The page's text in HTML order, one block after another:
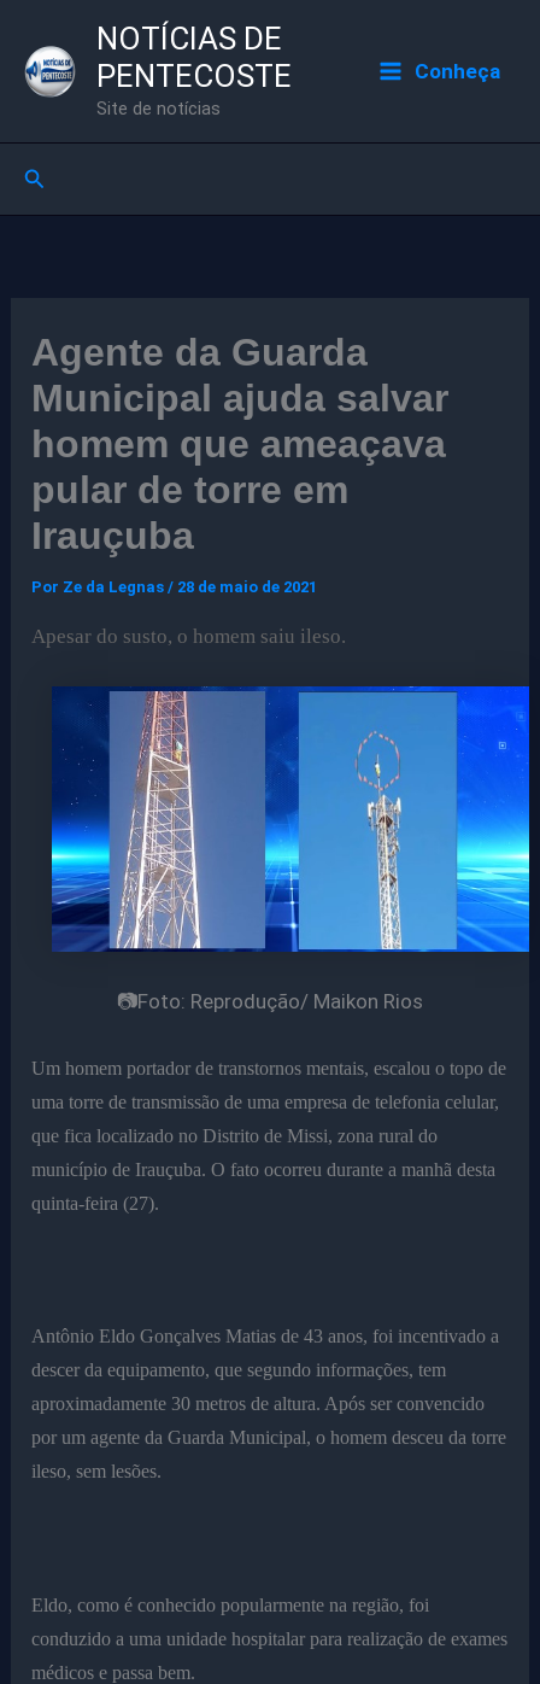
para
NOTÍCIAS DE
PENTECOSTE
Site de notícias
Conheça
Pesquisar
Agente da Guarda
Municipal ajuda salvar
homem que ameaçava
pular de torre em
Irauçuba
Por Ze da Legnas/ 28 de maio de 2021
Apesar do susto, o homem saiu ileso.
📷Foto: Reprodução/ Maikon Rios
Um homem portador de transtornos mentais, escalou o topo de
uma torre de transmissão de uma empresa de telefonia celular,
que fica localizado no Distrito de Missi, zona rural do
município de Irauçuba. O fato ocorreu durante a manhã desta
quinta-feira (27).
Antônio Eldo Gonçalves Matias de 43 anos, foi incentivado a
descer da equipamento, que segundo informações, tem
aproximadamente 30 metros de altura. Após ser convencido
por um agente da Guarda Municipal, o homem desceu da torre
ileso, sem lesões.
Eldo, como é conhecido popularmente na região, foi
conduzido a uma unidade hospitalar para realização de exames
médicos e passa bem.